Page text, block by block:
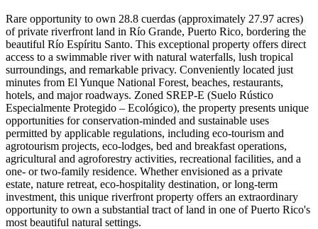
Rare opportunity to own 28.8 cuerdas (approximately 27.97 acres)
of private riverfront land in Río Grande, Puerto Rico, bordering the
beautiful Río Espíritu Santo. This exceptional property offers direct
access to a swimmable river with natural waterfalls, lush tropical
surroundings, and remarkable privacy. Conveniently located just
minutes from El Yunque National Forest, beaches, restaurants,
hotels, and major roadways. Zoned SREP-E (Suelo Rústico
Especialmente Protegido – Ecológico), the property presents unique
opportunities for conservation-minded and sustainable uses
permitted by applicable regulations, including eco-tourism and
agrotourism projects, eco-lodges, bed and breakfast operations,
agricultural and agroforestry activities, recreational facilities, and a
one- or two-family residence. Whether envisioned as a private
estate, nature retreat, eco-hospitality destination, or long-term
investment, this unique riverfront property offers an extraordinary
opportunity to own a substantial tract of land in one of Puerto Rico's
most beautiful natural settings.